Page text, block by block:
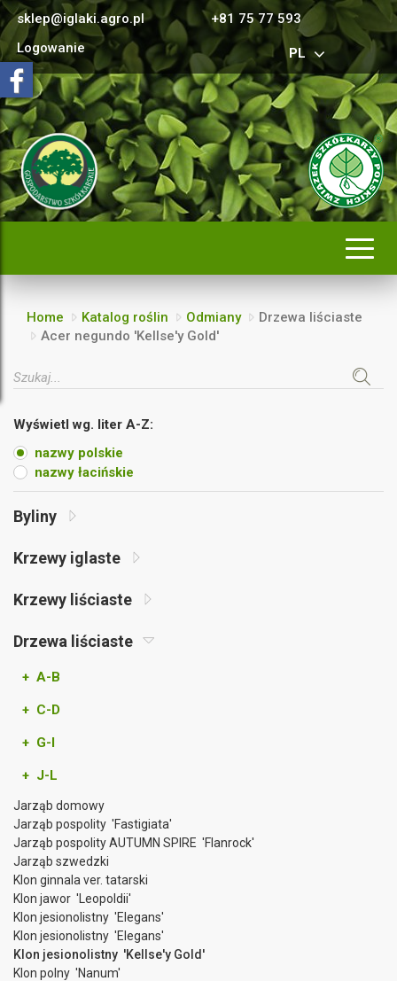
sklep@iglaki.agro.pl
+81 75 77 593
Logowanie
PL
Home Katalog roślin Odmiany
Drzewa liściaste
Acer negundo 'Kellse'y Gold'
Wyświetl wg. liter A-Z:
nazwy polskie
nazwy łacińskie
Byliny
Krzewy iglaste
Krzewy liściaste
Drzewa liściaste
+ A-B
+ C-D
+ G-I
+ J-L
Jarząb domowy
Jarząb pospolity 'Fastigiata'
Jarząb pospolity AUTUMN SPIRE 'Flanrock'
Jarząb szwedzki
Klon ginnala ver. tatarski
Klon jawor 'Leopoldii'
Klon jesionolistny 'Elegans'
Klon jesionolistny 'Elegans'
Klon jesionolistny 'Kellse'y Gold'
Klon polny 'Nanum'